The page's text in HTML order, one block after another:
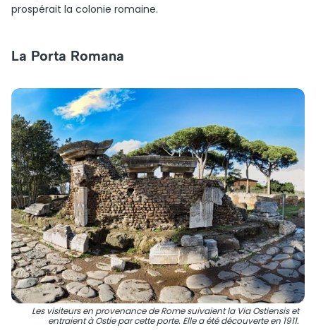
prospérait la colonie romaine.
La Porta Romana
Les visiteurs en provenance de Rome suivaient la Via Ostiensis et
entraient à Ostie par cette porte. Elle a été découverte en 1911.